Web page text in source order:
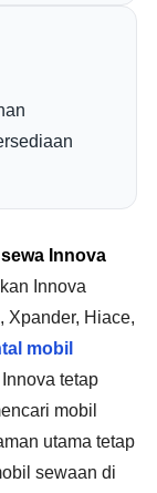
sewa Innova
Innova
Xpander, Hiace,
mobil
tetap
mobil
utama tetap
sewaan di